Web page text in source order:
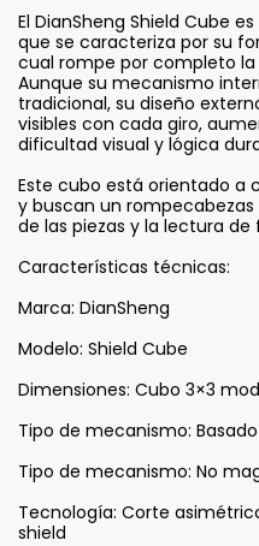
El DianSheng Shield Cube
que se caracteriza por su
cual rompe por completo
Aunque su mecanismo
tradicional, su diseño
visibles con cada giro,
dificultad visual y lógica
Este cubo está orientado a
y buscan un
de las piezas y la lectura
Características técnicas:
Marca: DianSheng
Modelo: Shield Cube
Dimensiones: Cubo 3×3
Tipo de mecanismo:
Tipo de mecanismo: No
Tecnología: Corte
shield